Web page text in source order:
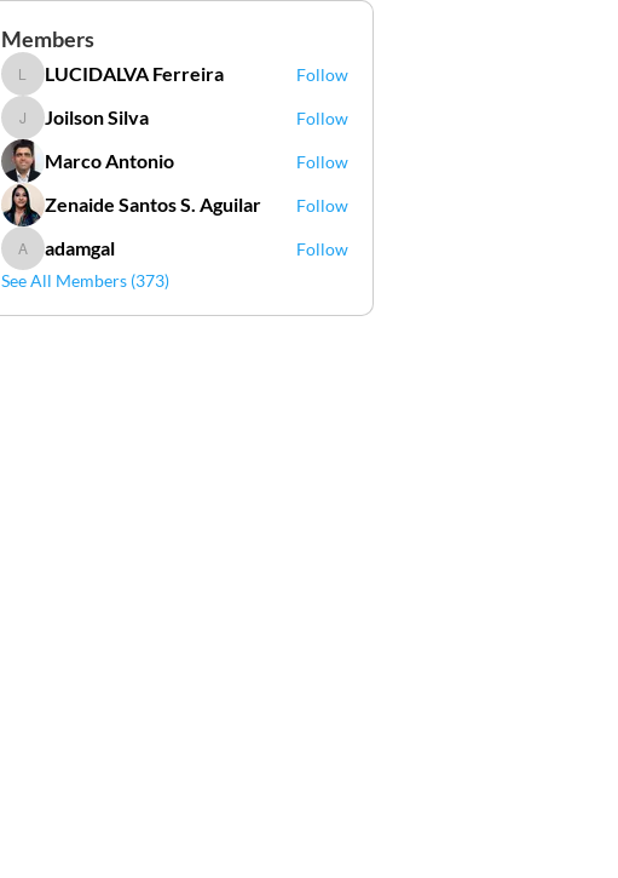
Members
LUCIDALVA Ferreira
LUCIDALVA Ferreira Follow
Joilson Silva
Joilson Silva Follow
Marco Antonio Follow
Zenaide Santos S. Aguilar Follow
adamgal
adamgal
Follow
See All Members (373)